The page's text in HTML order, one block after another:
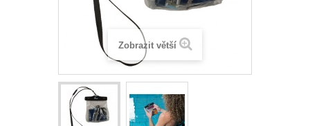
Zobrazit větší